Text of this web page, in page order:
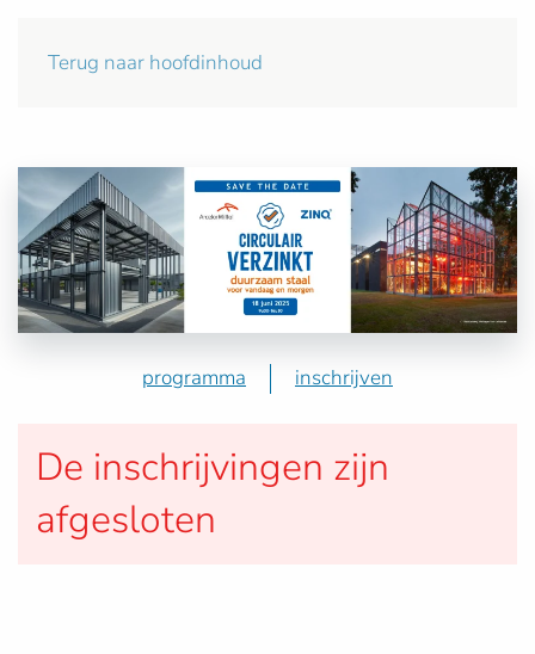
Terug naar hoofdinhoud
programma inschrijven
De inschrijvingen zijn
afgesloten